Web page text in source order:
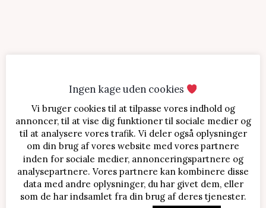
SENESTE OPSKRIFTER
Jordbærtærte med mascarponecreme
Klassisk cheesecake med kirsebær
Ingen kage uden cookies
Vi bruger cookies til at tilpasse vores indhold og
annoncer, til at vise dig funktioner til sociale medier og
til at analysere vores trafik. Vi deler også oplysninger
om din brug af vores website med vores partnere
inden for sociale medier, annonceringspartnere og
analysepartnere. Vores partnere kan kombinere disse
data med andre oplysninger, du har givet dem, eller
som de har indsamlet fra din brug af deres tjenester.